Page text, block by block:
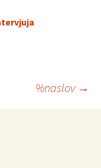
%naslov →